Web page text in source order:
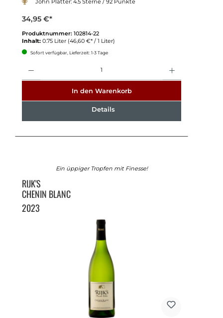
John Platter: 4.5 Sterne / 92 Punkte
34,95 €*
Produktnummer: 102814-22
Inhalt: 0.75 Liter (46,60 €* / 1 Liter)
Sofort verfügbar, Lieferzeit: 1-3 Tage
In den Warenkorb
Details
Ein üppiger Tropfen mit Finesse!
RIJK'S
CHENIN BLANC
2023